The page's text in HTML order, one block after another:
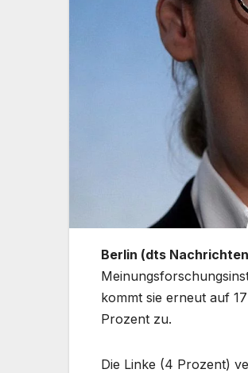
Berlin (dts
kommt sie erneut auf
Prozent zu.
Die Linke (4 Prozent)